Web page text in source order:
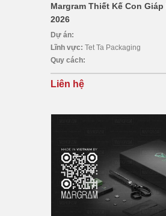
Margram Thiết Kế Con
2026
Dự án:
Lĩnh vực: Tet Ta Packaging
Quy cách:
Liên hệ